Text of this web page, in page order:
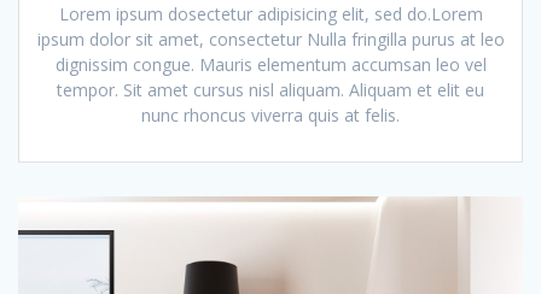
Lorem ipsum dosectetur adipisicing elit, sed do.Lorem
ipsum dolor sit amet, consectetur Nulla fringilla purus at leo
dignissim congue. Mauris elementum accumsan leo vel
tempor. Sit amet cursus nisl aliquam. Aliquam et elit eu
nunc rhoncus viverra quis at felis.